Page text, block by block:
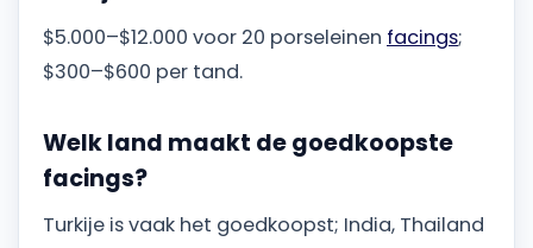
$5.000–$12.000 voor 20 porseleinen facings;
$300–$600 per tand.
Welk land maakt de goedkoopste
facings?
Turkije is vaak het goedkoopst; India, Thailand